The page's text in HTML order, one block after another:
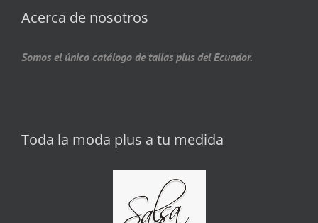
Acerca de nosotros
Somos el único catálogo de tallas plus del Ecuador.
Toda la moda plus a tu medida